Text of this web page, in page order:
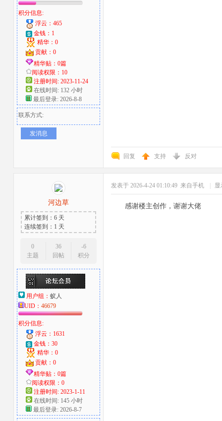
积分信息:
浮云：465
金钱：1
精华：0
贡献：0
精华贴：0篇
阅读权限：10
注册时间: 2023-11-24
在线时间: 132 小时
最后登录: 2026-8-8
联系方式:
发消息
回复 支持 反对
河边草
累计签到：6 天
连续签到：1 天
0
主题
36
回帖
-6
积分
用户组： 蚁人
UID： 46679
积分信息:
浮云：1631
金钱：30
精华：0
贡献：0
精华贴：0篇
阅读权限：0
注册时间: 2023-1-11
在线时间: 145 小时
最后登录: 2026-8-7
发表于 2026-4-24 01:10:49 来自手机 显
感谢楼主创作，谢谢大佬